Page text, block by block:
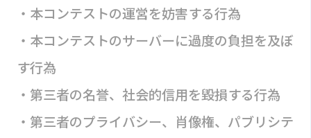
・本コンテストの運営を妨害する行為
・本コンテストのサーバーに過度の負担を及ぼ
す行為
・第三者の名誉、社会的信用を毀損する行為
・第三者のプライバシー、肖像権、パブリシテ